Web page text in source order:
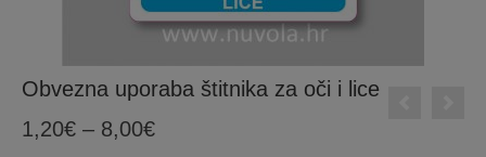
Obvezna uporaba štitnika za oči i lice
1,20€ – 8,00€Price